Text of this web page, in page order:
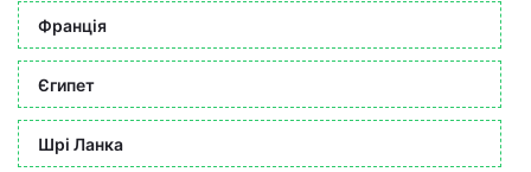
Франція
Єгипет
Шрі Ланка